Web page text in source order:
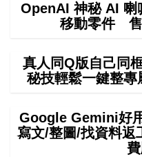
OpenAI 神秘 AI 喇
移動零件 售
真人同Q版自己同
秘技輕鬆一鍵整
Google Gemini好
寫文/整圖/找資料返